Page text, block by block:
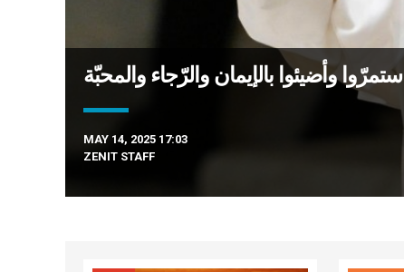
استمرّوا وأضيئوا بالإيمان والرّجاء والمحبّة
MAY 14, 2025 17:03
ZENIT STAFF